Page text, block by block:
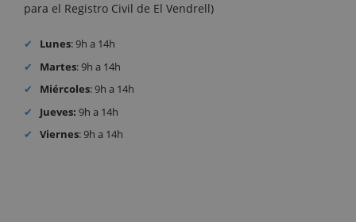
para el Registro Civil de El Vendrell)
Lunes: 9h a 14h
Martes: 9h a 14h
Miércoles: 9h a 14h
Jueves: 9h a 14h
Viernes: 9h a 14h